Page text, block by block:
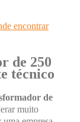
encontrar
de 250
técnico
de
muito